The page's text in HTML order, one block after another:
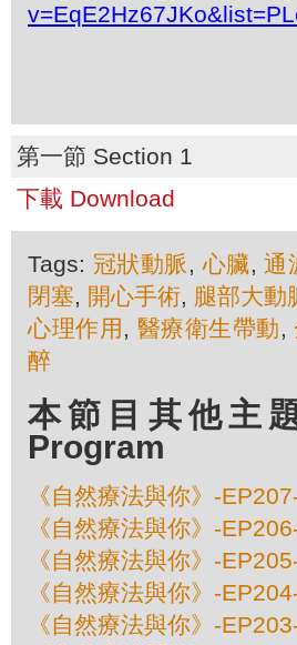
第一節 Section 1
下載 Download
Tags: 冠狀動脈,心臟,通
閉塞, 開心手術, 腿部大動
心理作用 , 醫療衛生帶動,
醉
本節目其他主
Program
《自然療法與你》-
《自然療法與你》-
《自然療法與你》-
《自然療法與你》-
《自然療法與你》-